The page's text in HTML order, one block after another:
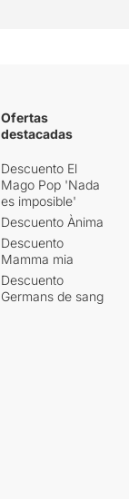
Ofertas
destacadas
Descuento El
Mago Pop 'Nada
es imposible'
Descuento Ànima
Descuento
Mamma mia
Descuento
Germans de sang